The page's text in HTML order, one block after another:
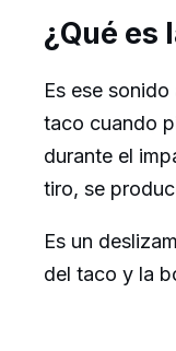
¿Qué es
Es ese
taco cuando
durante el
tiro, se
Es un
del taco y la